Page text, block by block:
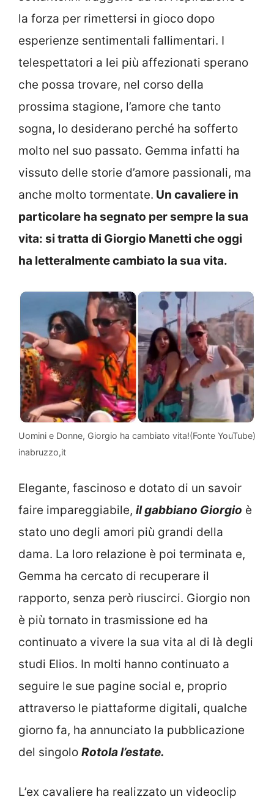
la forza per rimettersi in gioco dopo
esperienze sentimentali fallimentari. I
telespettatori a lei più affezionati sperano
che possa trovare, nel corso della
prossima stagione, l’amore che tanto
sogna, lo desiderano perché ha sofferto
molto nel suo passato. Gemma infatti ha
vissuto delle storie d’amore passionali, ma
anche molto tormentate. Un cavaliere in
particolare ha segnato per sempre la sua
vita: si tratta di Giorgio Manetti che oggi
ha letteralmente cambiato la sua vita.
Uomini e Donne, Giorgio ha cambiato vita!(Fonte YouTube)
inabruzzo,it
Elegante, fascinoso e dotato di un savoir
faire impareggiabile, il gabbiano Giorgio è
stato uno degli amori più grandi della
dama. La loro relazione è poi terminata e,
Gemma ha cercato di recuperare il
rapporto, senza però riuscirci. Giorgio non
è più tornato in trasmissione ed ha
continuato a vivere la sua vita al di là degli
studi Elios. In molti hanno continuato a
seguire le sue pagine social e, proprio
attraverso le piattaforme digitali, qualche
giorno fa, ha annunciato la pubblicazione
del singolo Rotola l’estate.
L’ex cavaliere ha realizzato un videoclip